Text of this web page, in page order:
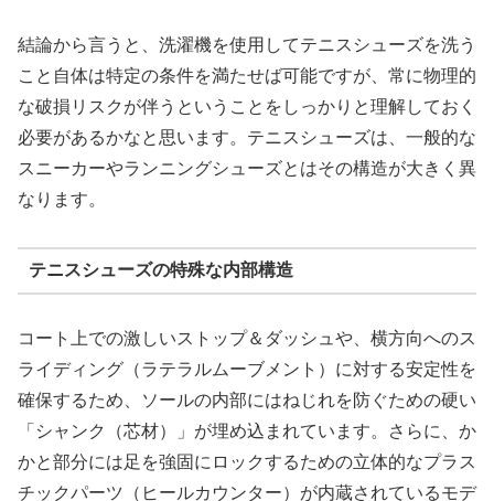
結論から言うと、洗濯機を使用してテニスシューズを洗う
こと自体は特定の条件を満たせば可能ですが、常に物理的
な破損リスクが伴うということをしっかりと理解しておく
必要があるかなと思います。テニスシューズは、一般的な
スニーカーやランニングシューズとはその構造が大きく異
なります。
テニスシューズの特殊な内部構造
コート上での激しいストップ＆ダッシュや、横方向へのス
ライディング（ラテラルムーブメント）に対する安定性を
確保するため、ソールの内部にはねじれを防ぐための硬い
「シャンク（芯材）」が埋め込まれています。さらに、か
かと部分には足を強固にロックするための立体的なプラス
チックパーツ（ヒールカウンター）が内蔵されているモデ